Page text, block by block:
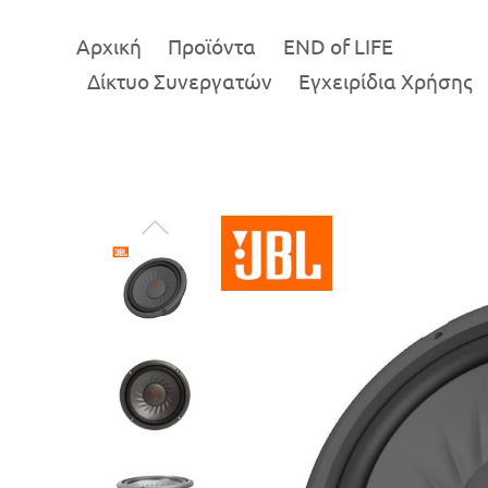
Αρχική Προϊόντα
END of LIFE
Δίκτυο Συνεργατών
Εγχειρίδια Χρήσης